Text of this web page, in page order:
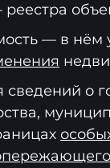
— в нём
о